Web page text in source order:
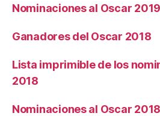
Nominaciones al Oscar 2019
Ganadores del Oscar 2018
Lista imprimible de los
2018
Nominaciones al Oscar 2018